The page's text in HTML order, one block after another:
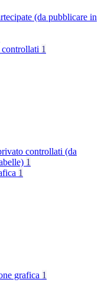
(da pubblicare in
1
controllati (da
1
1
grafica 1